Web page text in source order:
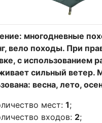
многодневные
вело походы. При
с использованием
сильный ветер.
весна, лето,
мест: 1;
входов: 2;